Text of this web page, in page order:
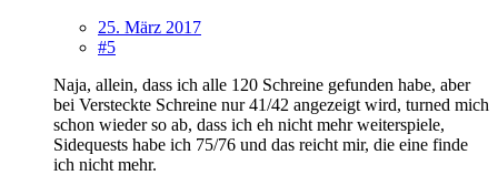
25. März 2017
#5
Naja, allein, dass ich alle 120 Schreine gefunden habe, aber
bei Versteckte Schreine nur 41/42 angezeigt wird, turned mich
schon wieder so ab, dass ich eh nicht mehr weiterspiele,
Sidequests habe ich 75/76 und das reicht mir, die eine finde
ich nicht mehr.